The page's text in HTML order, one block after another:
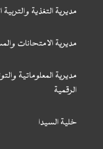
مديرية التغذية
مديرية الامتحانات
مديرية المعلوماتية
الرقمية
خلية السيدا